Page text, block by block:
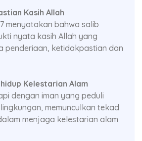
Kasih Allah
menyatakan bahwa salib
nyata kasih Allah yang
penderiaan, ketidakpastian dan
Kelestarian Alam
dengan iman yang peduli
memunculkan tekad
menjaga kelestarian alam